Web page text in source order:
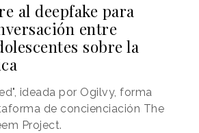
al deepfake para
entre
sobre la
ideada por Ogilvy, forma
de concienciación The
Project.